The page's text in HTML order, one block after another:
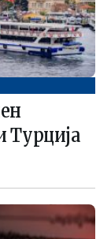
Турција